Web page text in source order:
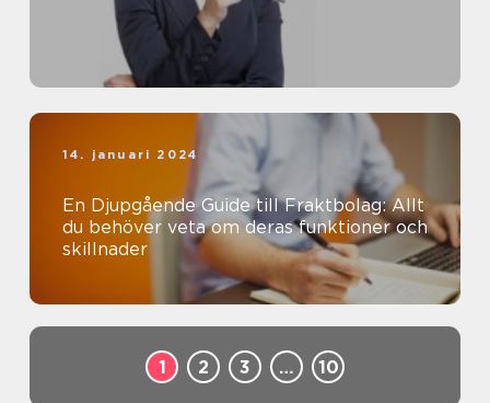
14. januari 2024
En Djupgående Guide till Fraktbolag: Allt
du behöver veta om deras funktioner och
skillnader
1 2 3 … 10